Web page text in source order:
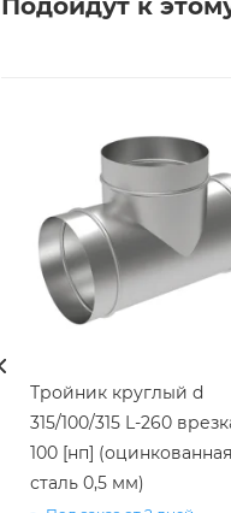
Подойдут к
Тройник круглый d
315/100/315 L-260
100 [нп] (оцинкованная
сталь 0,5 мм)